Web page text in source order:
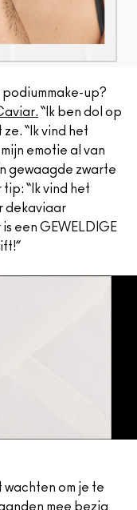
up?
. “Ik ben dol op
“Ik vind het
emotie al van
gewaagde zwarte
“Ik vind het
dekaviaar
een GEWELDIGE
wachten om je te
mee bezig